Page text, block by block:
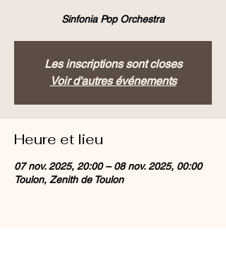
Sinfonia Pop Orchestra
Les inscriptions sont closes
Voir d'autres événements
Heure et lieu
07 nov. 2025, 20:00 – 08 nov. 2025, 00:00
Toulon, Zenith de Toulon